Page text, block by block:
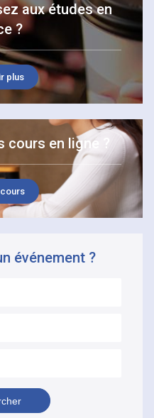
aux études en
?
plus
cours en ligne ?
événement ?